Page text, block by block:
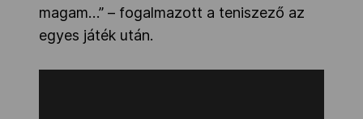
magam…” – fogalmazott a teniszező az
egyes játék után.